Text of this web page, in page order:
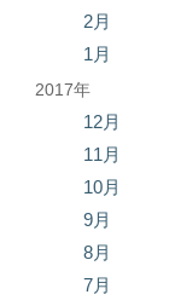
2月
1月
2017年
12月
11月
10月
9月
8月
7月